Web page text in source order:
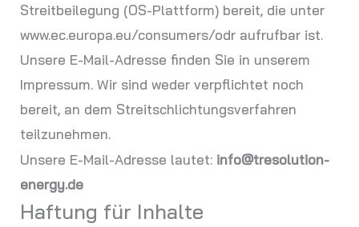
Streitbeilegung (OS-Plattform) bereit, die unter
www.ec.europa.eu/consumers/odr aufrufbar ist.
Unsere E-Mail-Adresse finden Sie in unserem
Impressum. Wir sind weder verpflichtet noch
bereit, an dem Streitschlichtungsverfahren
teilzunehmen.
Unsere E-Mail-Adresse lautet: info@tresolution-
energy.de
Haftung für Inhalte